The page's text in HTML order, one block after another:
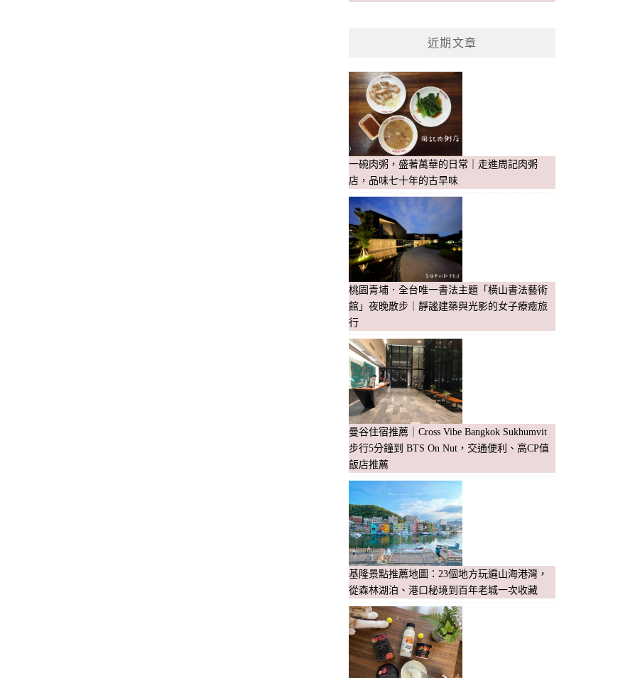
近期文章
一碗肉粥，盛著萬華的日常｜走進周記肉粥
店，品味七十年的古早味
桃園青埔．全台唯一書法主題「橫山書法藝術
館」夜晚散步｜靜謐建築與光影的女子療癒旅
行
曼谷住宿推薦｜Cross Vibe Bangkok Sukhumvit
步行5分鐘到 BTS On Nut，交通便利、高CP值
飯店推薦
基隆景點推薦地圖：23個地方玩遍山海港灣，
從森林湖泊、港口秘境到百年老城一次收藏